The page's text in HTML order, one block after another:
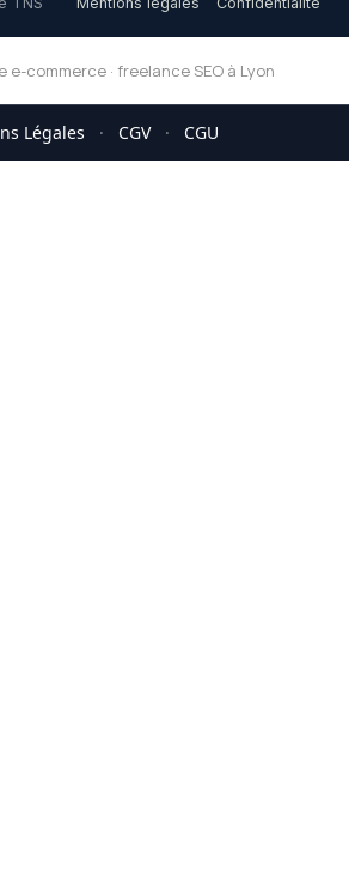
e-commerce · freelance SEO à Lyon
Légales · CGV · CGU